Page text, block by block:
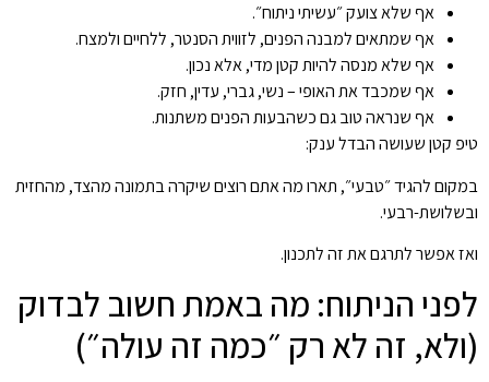
אף שלא צועק ״עשיתי ניתוח״.
אף שמתאים למבנה הפנים, לזווית הסנטר, ללחיים ולמצח.
אף שלא מנסה להיות קטן מדי, אלא נכון.
אף שמכבד את האופי – נשי, גברי, עדין, חזק.
אף שנראה טוב גם כשהבעות הפנים משתנות.
טיפ קטן שעושה הבדל ענק:
במקום להגיד ״טבעי״, תארו מה אתם רוצים שיקרה בתמונה מהצד, מהחזית
ובשלושת-רבעי.
ואז אפשר לתרגם את זה לתכנון.
לפני הניתוח: מה באמת חשוב לבדוק
(ולא, זה לא רק ״כמה זה עולה״)